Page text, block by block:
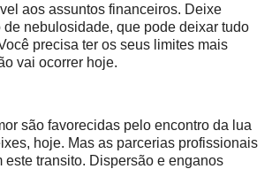
aos assuntos financeiros. Deixe
de nebulosidade, que pode deixar tudo
precisa ter os seus limites mais
vai ocorrer hoje.
são favorecidas pelo encontro da lua
hoje. Mas as parcerias profissionais
este transito. Dispersão e enganos